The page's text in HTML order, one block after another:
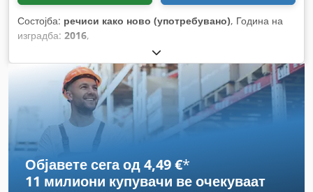
Состојба: речиси како ново (употребувано), Година на
изградба: 2016,
Објавете сега од 4,49 €*
11 милиони купувачи ве очекуваат